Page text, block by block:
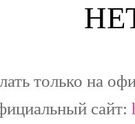
только на
сайт: